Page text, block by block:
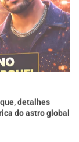
detalhes
do astro global